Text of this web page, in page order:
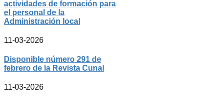
actividades de formación para
el personal de la
Administración local
11-03-2026
Disponible número 291 de
febrero de la Revista Cunal
11-03-2026